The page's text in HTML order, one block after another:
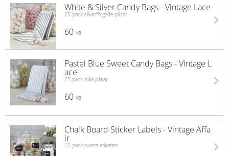
White & Silver Candy Bags - Vintage Lace
25-pack silverfärgade påsar
60 KR
Pastel Blue Sweet Candy Bags - Vintage L
ace
25-pack blåa påsar
60 KR
Chalk Board Sticker Labels - Vintage Affa
ir
12-pack svarta etiketter